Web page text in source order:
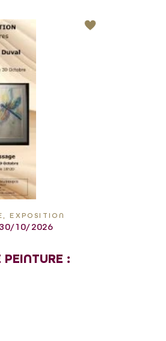
EXPOSITION
10/2026
: